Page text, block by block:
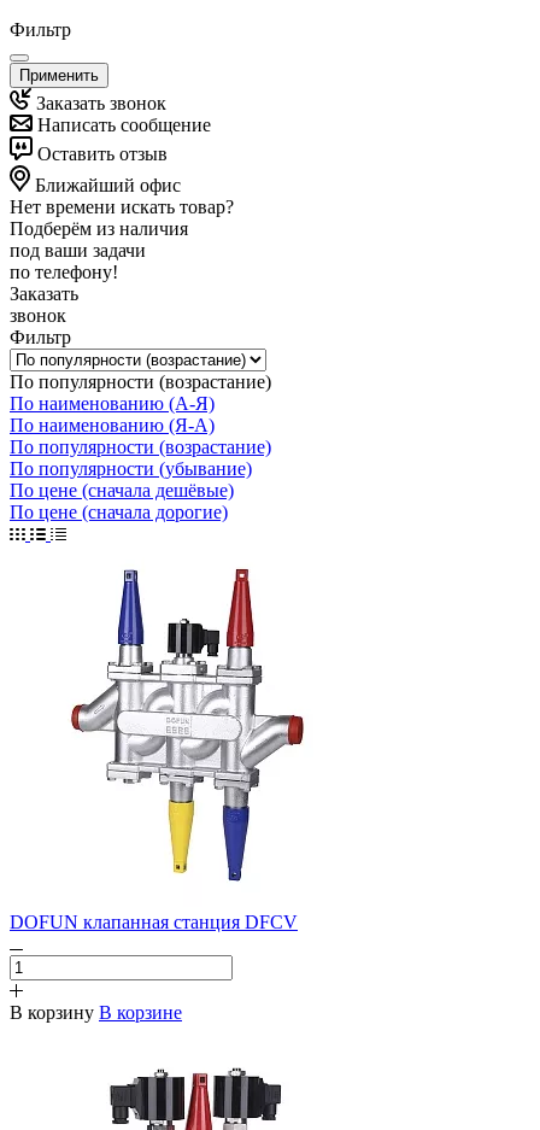
Фильтр
Применить
Заказать звонок
Написать сообщение
Оставить отзыв
Ближайший офис
Нет времени искать товар?
Подберём из наличия
под ваши задачи
по телефону!
Заказать
звонок
Фильтр
По популярности (возрастание)
По наименованию (А-Я)
По наименованию (Я-А)
По популярности (возрастание)
По популярности (убывание)
По цене (сначала дешёвые)
По цене (сначала дорогие)
DOFUN клапанная станция DFCV
В корзину В корзине